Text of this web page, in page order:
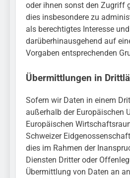
oder ihnen sonst den Zugriff
dies insbesondere zu
als berechtigtes Interesse und
darüberhinausgehend auf
Vorgaben entsprechenden
Übermittlungen in
Sofern wir Daten in einem
außerhalb der Europäischen
Europäischen
Schweizer
dies im Rahmen der
Diensten Dritter oder
Übermittlung von Daten an